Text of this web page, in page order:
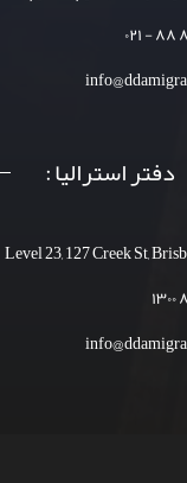
دفتر استرالیا :
Level 23, 127 Creek St,